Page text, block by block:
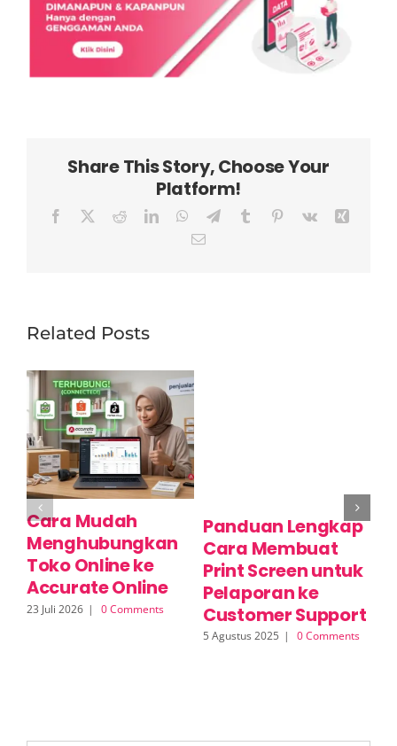
Share This Story, Choose Your
Platform!
Facebook RedditLinkedInWhatsApp
TelegramTumblr Pinterest
Vk
Email
Related Posts
Cara Mudah
Menghubungkan
Toko Online ke
Accurate Online
23 Juli 2026 | 0 Comments
Panduan Lengkap
Cara Membuat
Print Screen untuk
Pelaporan ke
Customer Support
5 Agustus 2025 | 0 Comments